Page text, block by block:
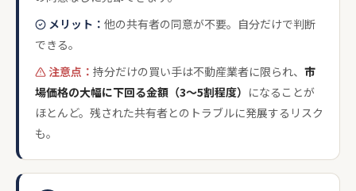
メリット： 他の共有者の同意が不要。自分だけで判断
できる。
注意点： 持分だけの買い手は不動産業者に限られ、 市
場価格の大幅に下回る金額（3〜5割程度） になることが
ほとんど。残された共有者とのトラブルに発展するリスク
も。